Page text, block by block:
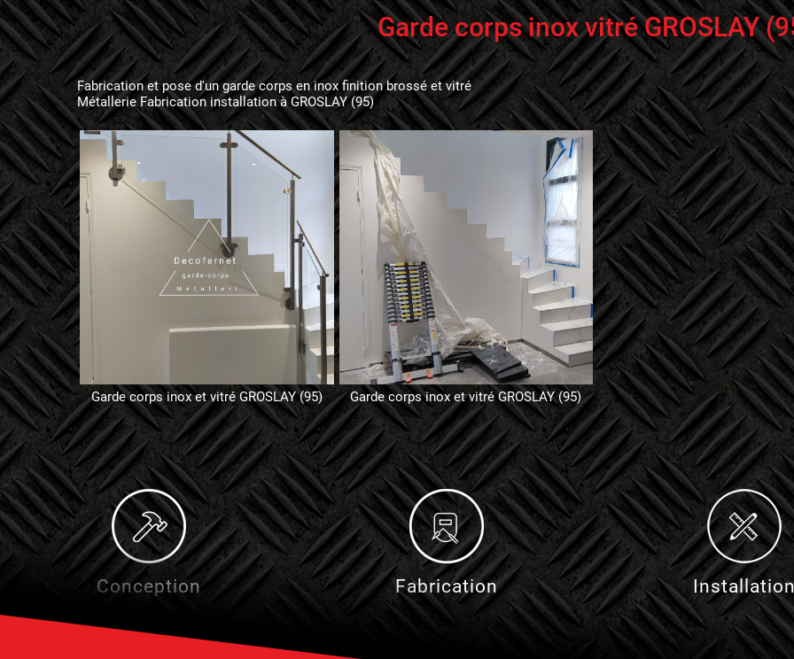
Garde corps inox vitré GROSLAY
Fabrication et pose d'un garde corps en inox finition brossé et vitré
Métallerie Fabrication installation à GROSLAY (95)
Garde corps inox et vitré GROSLAY (95) Garde corps inox et vitré GROSLAY (95)
Conception Fabrication